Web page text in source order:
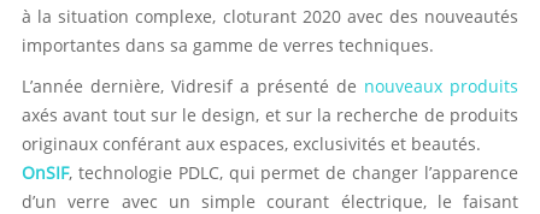
à la situation complexe, cloturant 2020 avec des nouveautés
importantes dans sa gamme de verres techniques.
L’année dernière, Vidresif a présenté de nouveaux produits
axés avant tout sur le design, et sur la recherche de produits
originaux conférant aux espaces, exclusivités et beautés.
OnSIF, technologie PDLC, qui permet de changer l’apparence
d’un verre avec un simple courant électrique, le faisant